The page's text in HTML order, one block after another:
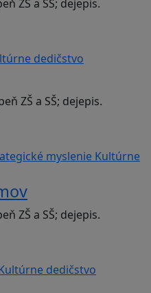
ZŠ a SŠ; dejepis.
dedičstvo
ZŠ a SŠ; dejepis.
myslenie Kultúrne
ZŠ a SŠ; dejepis.
dedičstvo